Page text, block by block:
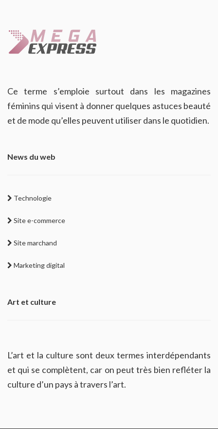
Ce terme s’emploie surtout dans les magazines
féminins qui visent à donner quelques astuces beauté
et de mode qu’elles peuvent utiliser dans le quotidien.
News du web
Technologie
Site e-commerce
Site marchand
Marketing digital
Art et culture
L’art et la culture sont deux termes interdépendants
et qui se complètent, car on peut très bien refléter la
culture d’un pays à travers l’art.